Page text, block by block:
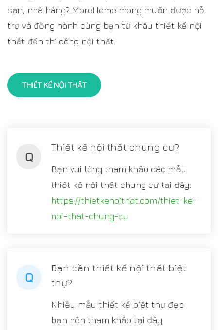
sạn, nhà hàng? MoreHome mong muốn được hỗ
trợ và đồng hành cùng bạn từ khâu thiết kế nội
thất đến thi công nội thất.
THIẾT KẾ NỘI THẤT
Q
Thiết kế nội thất chung cư?
Bạn vui lòng tham khảo các mẫu
thiết kế nội thất chung cư tại đây:
https://thietkenoithat.com/thiet-ke-
noi-that-chung-cu
Q
Bạn cần thiết kế nội thất biệt
thự?
Nhiều mẫu thiết kế biệt thự đẹp
bạn nên tham khảo tại đây: